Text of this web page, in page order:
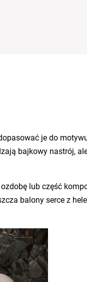
je do
bajkowy nastrój,
lub część
balony serce z